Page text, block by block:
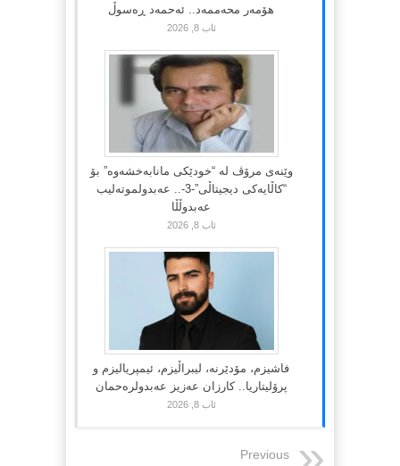
هۆمەر محەممەد.. ئەحمەد ڕەسوڵ
ئاب 8, 2026
وێنەی مرۆڤ لە “خودێکی مانابەخشەوە” بۆ
“کاڵایەکی دیجیتاڵی”-3-.. عەبدولموتەلیب
عەبدوڵڵا
ئاب 8, 2026
فاشیزم، مۆدێرنە، لیبراڵیزم، ئیمپریالیزم و
پرۆلیتاریا.. کارزان عەزیز عەبدولرەحمان
ئاب 8, 2026
Previous